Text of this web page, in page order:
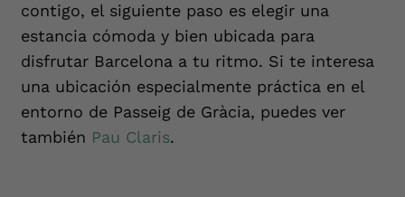
contigo, el siguiente paso es elegir una
estancia cómoda y bien ubicada para
disfrutar Barcelona a tu ritmo. Si te interesa
una ubicación especialmente práctica en el
entorno de Passeig de Gràcia, puedes ver
también Pau Claris.